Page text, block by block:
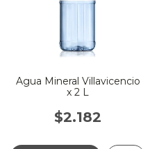
Agua Mineral Villavicencio
x 2 L
$2.182